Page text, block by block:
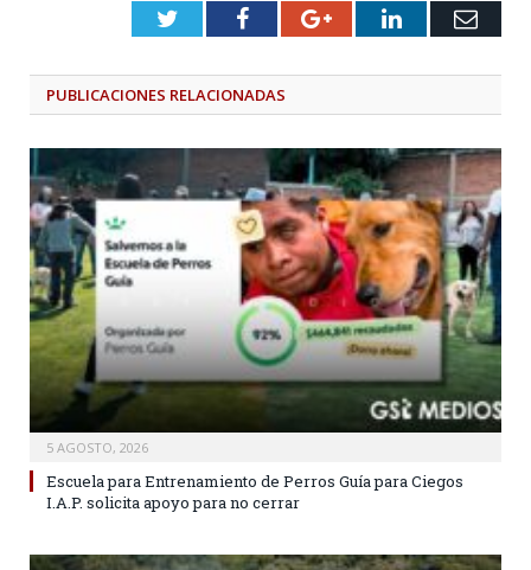
TwitterFacebookGoogle+LinkedIn
PUBLICACIONES RELACIONADAS
5 AGOSTO, 2026
Escuela para Entrenamiento de Perros Guía para Ciegos
I.A.P. solicita apoyo para no cerrar